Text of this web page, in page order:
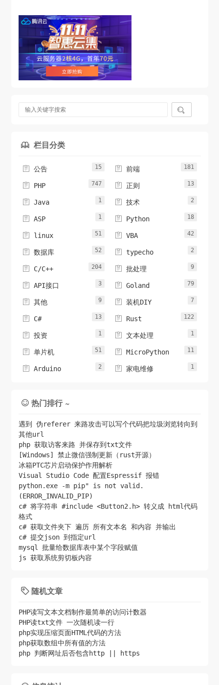

 栏目分类
 公告 15  前端 181
 PHP 747  正则 13
 Java 1  技术 2
 ASP 1  Python 18
 linux 51  VBA 42
 数据库 52  typecho 2
 C/C++ 204  批处理 9
 API接口 3  Goland 79
 其他 9  装机DIY 7
 C# 13  Rust 122
 投资 1  文本处理 1
 单片机 51  MicroPython 11
 Arduino 2  家电维修 1
 热门排行 ~
遇到 伪referer 来路攻击可以写个代码把垃圾浏览转向到
其他url
php 获取访客来路 并保存到txt文件
[Windows] 禁止微信强制更新（rust开源）
冰箱PTC芯片启动保护作用解析
Visual Studio Code 配置Espressif 报错
python.exe -m pip" is not valid.
(ERROR_INVALID_PIP)
c# 将字符串 #include <Button2.h> 转义成 html代码
格式
c# 获取文件夹下 遍历 所有文本名 和内容 并输出
c# 提交json 到指定url
mysql 批量给数据库表中某个字段赋值
js 获取系统剪切板内容
 随机文章
PHP读写文本文档制作最简单的访问计数器
PHP读txt文件 一次随机读一行
php实现压缩页面HTML代码的方法
php获取数组中所有值的方法
php 判断网址后否包含http || https